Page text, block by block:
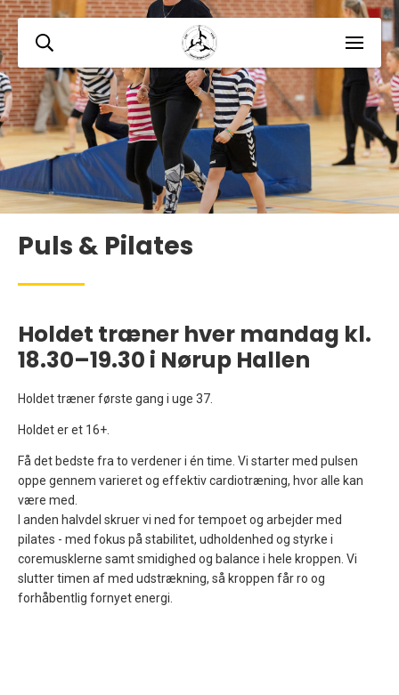
Puls & Pilates
Holdet træner hver mandag kl.
18.30–19.30 i Nørup Hallen
Holdet træner første gang i uge 37.
Holdet er et 16+.
Få det bedste fra to verdener i én time. Vi starter med pulsen
oppe gennem varieret og effektiv cardiotræning, hvor alle kan
være med.
I anden halvdel skruer vi ned for tempoet og arbejder med
pilates - med fokus på stabilitet, udholdenhed og styrke i
coremusklerne samt smidighed og balance i hele kroppen. Vi
slutter timen af med udstrækning, så kroppen får ro og
forhåbentlig fornyet energi.